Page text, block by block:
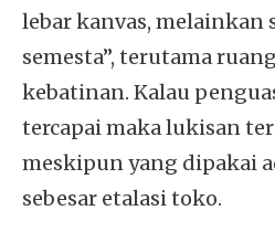
lebar kanvas, melainkan
semesta”, terutama
kebatinan. Kalau
tercapai maka lukisan
meskipun yang dipakai
sebesar etalasi toko.